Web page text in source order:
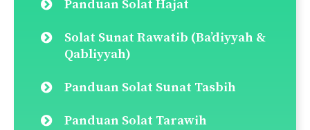
Panduan Solat Hajat
Solat Sunat Rawatib (Ba’diyyah &
Qabliyyah)
Panduan Solat Sunat Tasbih
Panduan Solat Tarawih